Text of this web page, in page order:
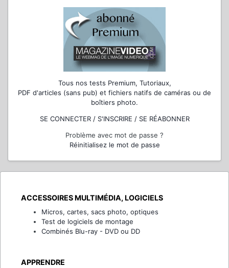
Tous nos tests Premium, Tutoriaux,
PDF d'articles (sans pub) et fichiers natifs de caméras ou de
boîtiers photo.
SE CONNECTER / S'INSCRIRE / SE RÉABONNER
Problème avec mot de passe ?
Réinitialisez le mot de passe
ACCESSOIRES MULTIMÉDIA, LOGICIELS
Micros, cartes, sacs photo, optiques
Test de logiciels de montage
Combinés Blu-ray - DVD ou DD
APPRENDRE